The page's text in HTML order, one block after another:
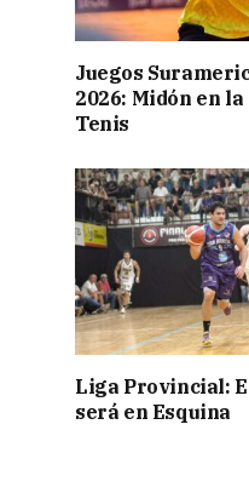
Juegos
2026: Midón en
Tenis
Liga Provincial:
será en Esquina